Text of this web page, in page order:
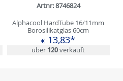
Artnr: 8746824
Alphacool HardTube 16/11mm
Borosilikatglas 60cm
€ 13,83*
über 120verkauft